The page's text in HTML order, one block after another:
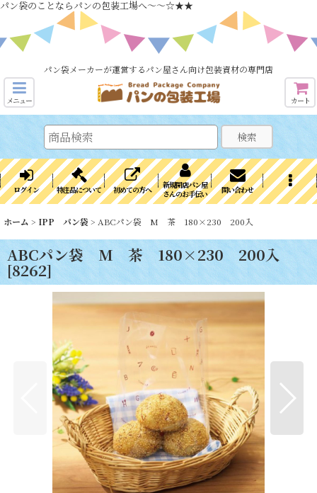
パン袋のことならパンの包装工場へ～～☆★★
パン袋メーカーが運営するパン屋さん向け包装資材の専門店
メニュー カート
検索
ログイン 特注品について 初めての方へ
新規開店パン屋
さんのお手伝い
問い合わせ
ホーム > IPP パン袋 > ABCパン袋 M 茶 180×230 200入
ABCパン袋 M 茶 180×230 200入
[8262]